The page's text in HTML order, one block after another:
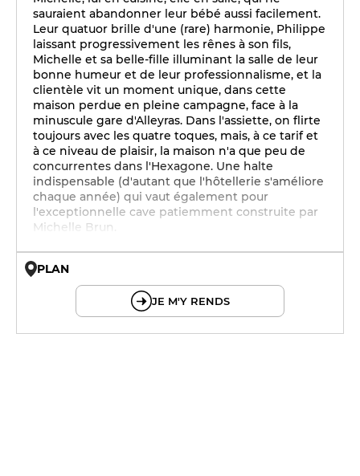
sauraient abandonner leur bébé aussi facilement.
Leur quatuor brille d'une (rare) harmonie, Philippe
laissant progressivement les rênes à son fils,
Michelle et sa belle-fille illuminant la salle de leur
bonne humeur et de leur professionnalisme, et la
clientèle vit un moment unique, dans cette
maison perdue en pleine campagne, face à la
minuscule gare d'Alleyras. Dans l'assiette, on flirte
toujours avec les quatre toques, mais, à ce tarif et
à ce niveau de plaisir, la maison n'a que peu de
concurrentes dans l'Hexagone. Une halte
indispensable (d'autant que l'hôtellerie s'améliore
chaque année) qui vaut également pour
l'exceptionnelle cave patiemment construite par
Michelle Brun.
PLAN
JE M'Y RENDS